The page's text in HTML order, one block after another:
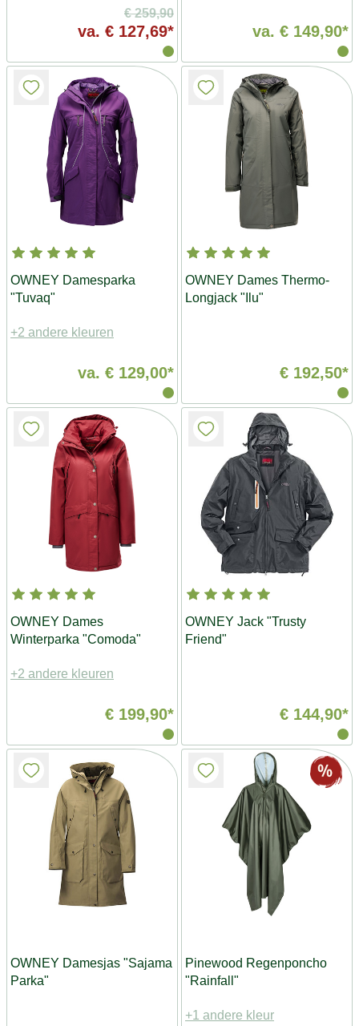
€ 259,90
va. € 127,69* va. € 149,90*
OWNEY Damesparka
"Tuvaq"
+2 andere kleuren
va. € 129,00*
OWNEY Dames Thermo-
Longjack "Ilu"
€ 192,50*
OWNEY Dames
Winterparka "Comoda"
+2 andere kleuren
€ 199,90*
OWNEY Jack "Trusty
Friend"
€ 144,90*
OWNEY Damesjas "Sajama
Parka"
Pinewood Regenponcho
"Rainfall"
+1 andere kleur